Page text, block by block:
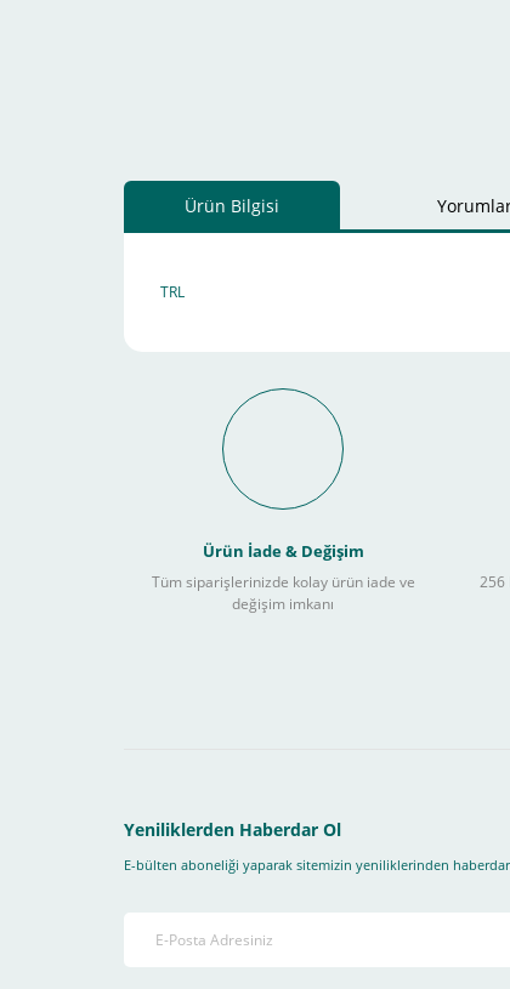
Ürün Bilgisi
TRL
Schneider Electric
Kullanılır ?
Sitemizden yapacağınız tüm alışverişlerde
4-Son olarak siparişi vermiş olduğunuz e-posta
Ürün İade & Değişim
Tüm siparişlerinizde kolay ürün iade ve
değişim imkanı
256
Yeniliklerden Haberdar Ol
E-bülten aboneliği yaparak sitemizin yeniliklerinden